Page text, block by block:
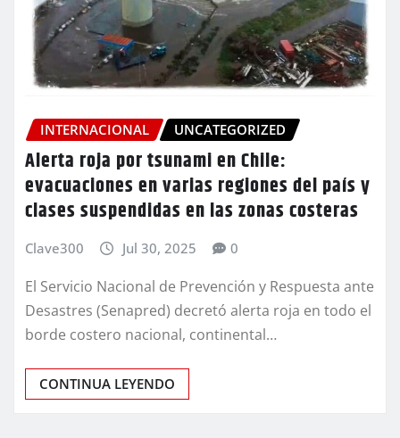
INTERNACIONAL UNCATEGORIZED
Alerta roja por tsunami en Chile:
evacuaciones en varias regiones del país y
clases suspendidas en las zonas costeras
Clave300 Jul 30, 2025 0
El Servicio Nacional de Prevención y Respuesta ante
Desastres (Senapred) decretó alerta roja en todo el
borde costero nacional, continental…
CONTINUA LEYENDO